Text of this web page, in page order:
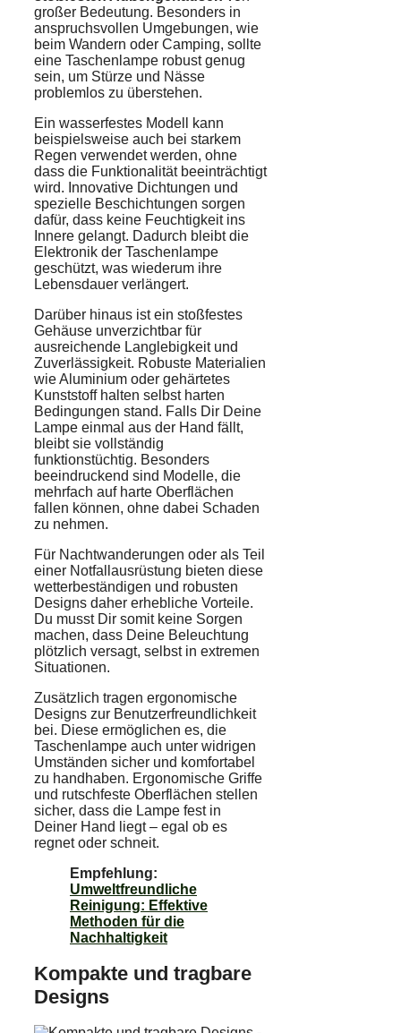
großer Bedeutung. Besonders in
anspruchsvollen Umgebungen, wie
beim Wandern oder Camping, sollte
eine Taschenlampe robust genug
sein, um Stürze und Nässe
problemlos zu überstehen.
Ein wasserfestes Modell kann
beispielsweise auch bei starkem
Regen verwendet werden, ohne
dass die Funktionalität beeinträchtigt
wird. Innovative Dichtungen und
spezielle Beschichtungen sorgen
dafür, dass keine Feuchtigkeit ins
Innere gelangt. Dadurch bleibt die
Elektronik der Taschenlampe
geschützt, was wiederum ihre
Lebensdauer verlängert.
Darüber hinaus ist ein stoßfestes
Gehäuse unverzichtbar für
ausreichende Langlebigkeit und
Zuverlässigkeit. Robuste Materialien
wie Aluminium oder gehärtetes
Kunststoff halten selbst harten
Bedingungen stand. Falls Dir Deine
Lampe einmal aus der Hand fällt,
bleibt sie vollständig
funktionstüchtig. Besonders
beeindruckend sind Modelle, die
mehrfach auf harte Oberflächen
fallen können, ohne dabei Schaden
zu nehmen.
Für Nachtwanderungen oder als Teil
einer Notfallausrüstung bieten diese
wetterbeständigen und robusten
Designs daher erhebliche Vorteile.
Du musst Dir somit keine Sorgen
machen, dass Deine Beleuchtung
plötzlich versagt, selbst in extremen
Situationen.
Zusätzlich tragen ergonomische
Designs zur Benutzerfreundlichkeit
bei. Diese ermöglichen es, die
Taschenlampe auch unter widrigen
Umständen sicher und komfortabel
zu handhaben. Ergonomische Griffe
und rutschfeste Oberflächen stellen
sicher, dass die Lampe fest in
Deiner Hand liegt – egal ob es
regnet oder schneit.
Empfehlung:
Umweltfreundliche
Reinigung: Effektive
Methoden für die
Nachhaltigkeit
Kompakte und tragbare
Designs